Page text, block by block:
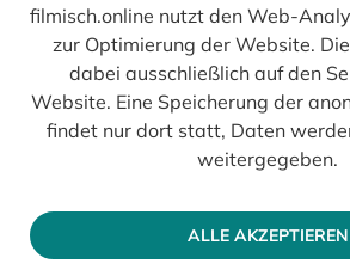
In Kooperation mit
filmisch.online nutzt den Web-
zur Optimierung der Website.
dabei ausschließlich auf den
Website. Eine Speicherung der
findet nur dort statt, Daten
weitergegeben.
ALLE AKZEPTIEREN